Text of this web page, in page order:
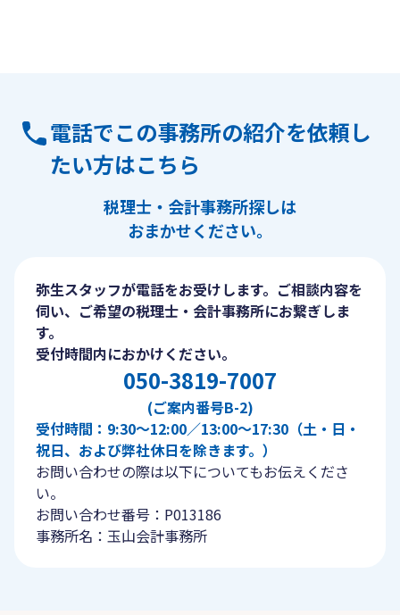
電話でこの事務所の紹介を依頼し
たい方はこちら
税理士・会計事務所探しは
おまかせください。
弥生スタッフが電話をお受けします。ご相談内容を
伺い、ご希望の税理士・会計事務所にお繋ぎしま
す。
受付時間内におかけください。
050-3819-7007
(ご案内番号B-2)
受付時間：9:30〜12:00／13:00〜17:30（土・日・
祝日、および弊社休日を除きます。）
お問い合わせの際は以下についてもお伝えくださ
い。
お問い合わせ番号：P013186
事務所名：玉山会計事務所